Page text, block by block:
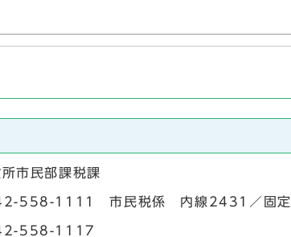
市民部課税課
558-1111 市民税係 内線2431／固
558-1117